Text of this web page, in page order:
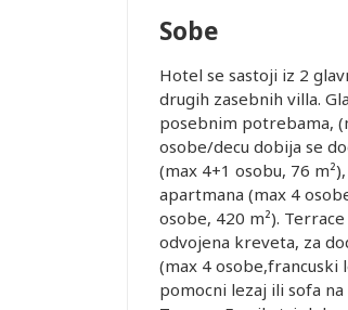
Sobe
Hotel se sastoji iz 2
drugih zasebnih villa.
posebnim potrebama,
osobe/decu dobija se
(max 4+1 osobu, 76
apartmana (max 4
osobe, 420 m²).
odvojena kreveta, za
(max 4 osobe,francuski
pomocni lezaj ili sofa